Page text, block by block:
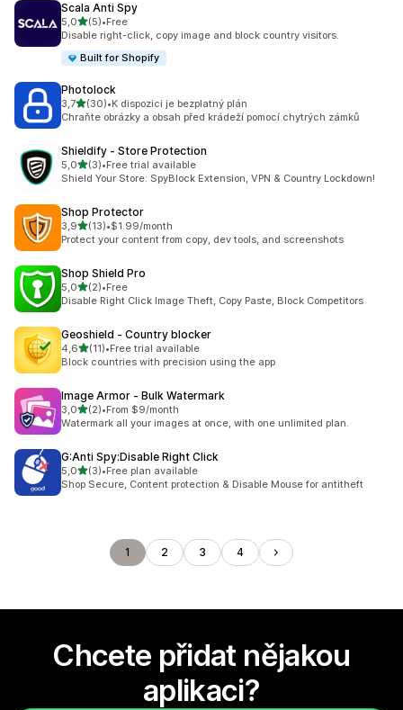
Scala Anti Spy
5,0z 5 hvězd
(5)
Celkový počet recenzí: 5
•Free
Disable right-click, copy image and block country visitors.
Built for Shopify
Photolock
3,7z 5 hvězd
(30)
Celkový počet recenzí: 30
•K dispozici je bezplatný plán
Chraňte obrázky a obsah před krádeží pomocí chytrých zámků
Shieldify ‑ Store Protection
5,0z 5 hvězd
(3)
Celkový počet recenzí: 3
•Free trial available
Shield Your Store: SpyBlock Extension, VPN & Country Lockdown!
Shop Protector
3,9z 5 hvězd
(13)
Celkový počet recenzí: 13
•$1.99/month
Protect your content from copy, dev tools, and screenshots
Shop Shield Pro
5,0z 5 hvězd
(2)
Celkový počet recenzí: 2
•Free
Disable Right Click Image Theft, Copy Paste, Block Competitors
Geoshield ‑ Country blocker
4,6z 5 hvězd
(11)
Celkový počet recenzí: 11
•Free trial available
Block countries with precision using the app
Image Armor ‑ Bulk Watermark
3,0z 5 hvězd
(2)
Celkový počet recenzí: 2
•From $9/month
Watermark all your images at once, with one unlimited plan.
G:Anti Spy:Disable Right Click
5,0z 5 hvězd
(3)
Celkový počet recenzí: 3
•Free plan available
Shop Secure, Content protection & Disable Mouse for antitheft
1 2 3 4
Chcete přidat nějakou
aplikaci?